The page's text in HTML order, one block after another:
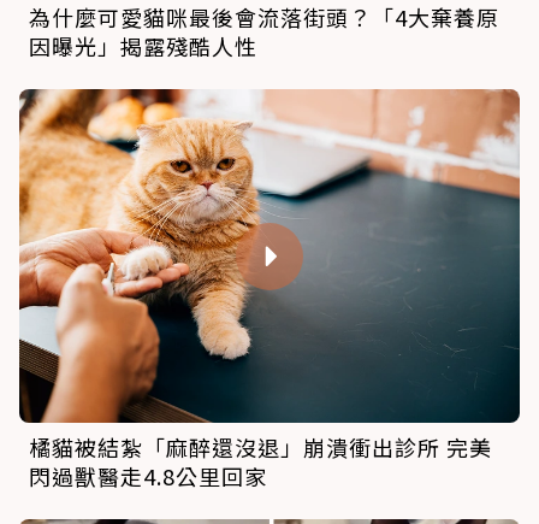
為什麼可愛貓咪最後會流落街頭？「4大棄養原
因曝光」揭露殘酷人性
橘貓被結紮「麻醉還沒退」崩潰衝出診所 完美
閃過獸醫走4.8公里回家